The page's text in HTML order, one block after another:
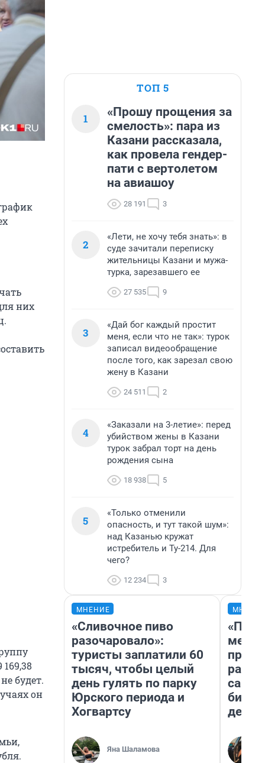
них
169,38
будет.
он
ТОП 5
1
«Прошу прощения за
смелость»: пара из
Казани рассказала,
как провела гендер-
пати с вертолетом
на авиашоу
28 191 3
2
«Лети, не хочу тебя знать»: в
суде зачитали переписку
жительницы Казани и мужа-
турка, зарезавшего ее
27 535 9
3
«Дай бог каждый простит
меня, если что не так»: турок
записал видеообращение
после того, как зарезал свою
жену в Казани
24 511 2
4
«Заказали на 3-летие»: перед
убийством жены в Казани
турок забрал торт на день
рождения сына
18 938 5
5
«Только отменили
опасность, и тут такой шум»:
над Казанью кружат
истребитель и Ту-214. Для
чего?
12 234 3
МНЕНИЕ
«Сливочное пиво
разочаровало»:
туристы заплатили 60
тысяч, чтобы целый
день гулять по парку
Юрского периода и
Хогвартсу
Яна Шаламова